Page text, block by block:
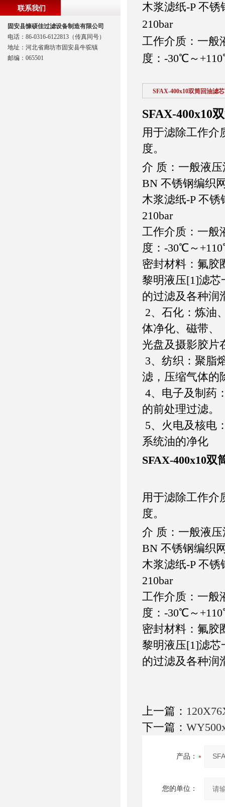
木浆滤纸-P 不锈
210bar
工作介质：一般
度：-30℃～
SFAX-400x10双筒回油滤芯
SFAX-400x10
用于滤除工作介
度。
介 质：一般液
BN 不锈钢编织
木浆滤纸-P 不锈
210bar
工作介质：一般
度：-30℃～
密封材料：
黎明液压[1]滤芯
的过滤及各种润
2、石化：炼油
体净化、磁带、
光盘及摄影胶片
3、纺织：聚脂
滤，压缩气体的
4、电子及制药
的前处理过滤。
5、火电及核电
系统油的净化
SFAX-400x10双
用于滤除工作介
度。
介 质：一般液
BN 不锈钢编织
木浆滤纸-P 不锈
210bar
工作介质：一般
度：-30℃～
密封材料：
黎明液压[1]滤芯
的过滤及各种润
上一篇：
下一篇：
产品：
您的单位：
联系我们
固安县慷硕佳过滤设备制造有限公司
电话：86-0316-6122813（传真同号）
地址：河北省廊坊市固安县牛驼镇
邮编：065501